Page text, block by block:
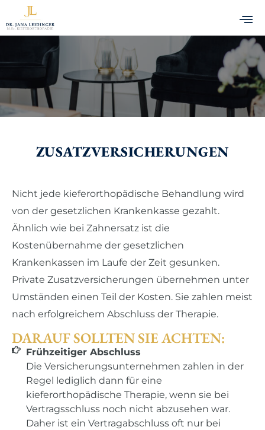
ZUSATZVERSICHERUNGEN
Nicht jede kieferorthopädische Behandlung wird
von der gesetzlichen Krankenkasse gezahlt.
Ähnlich wie bei Zahnersatz ist die
Kostenübernahme der gesetzlichen
Krankenkassen im Laufe der Zeit gesunken.
Private Zusatzversicherungen übernehmen unter
Umständen einen Teil der Kosten. Sie zahlen meist
nach erfolgreichem Abschluss der Therapie.
DARAUF SOLLTEN SIE ACHTEN:
Frühzeitiger Abschluss
Die Versicherungsunternehmen zahlen in der
Regel lediglich dann für eine
kieferorthopädische Therapie, wenn sie bei
Vertragsschluss noch nicht abzusehen war.
Daher ist ein Vertragabschluss oft nur bei